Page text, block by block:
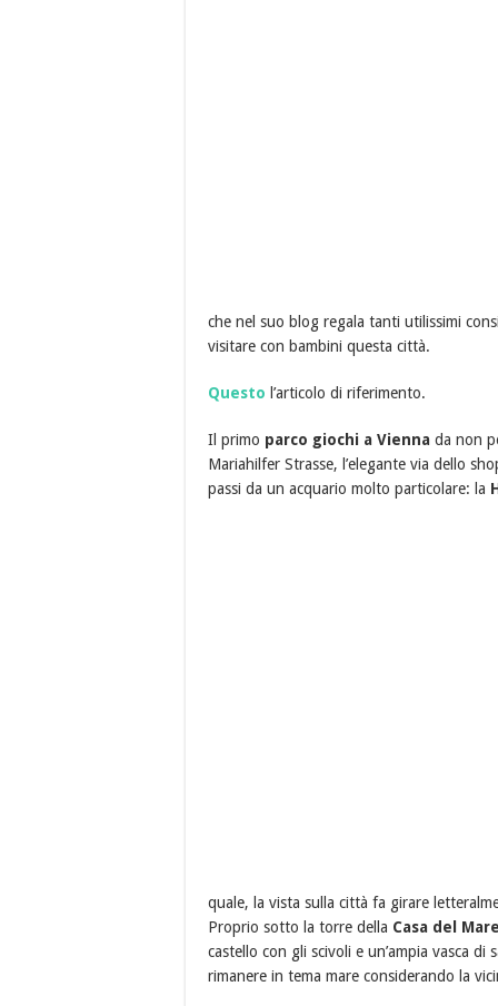
che nel suo blog regala tanti utilissimi
visitare con bambini questa città.
Questo l’articolo di riferimento.
Il primo parco giochi a Vienna da non
Mariahilfer Strasse, l’elegante via dello
passi da un acquario molto particolare: la
quale, la vista sulla città fa girare
Proprio sotto la torre della Casa del Mare
castello con gli scivoli e un’ampia vasca di
rimanere in tema mare considerando la